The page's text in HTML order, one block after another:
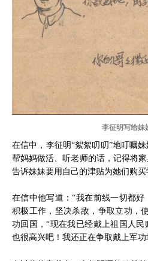
李征明写给妹
在信中，李征明“絮絮叨叨”地叮嘱
帮妈妈做活、听老师的话，记得将
告诉妹妹要用自己的津贴为她们购买
在信中他写道：“我在前线一切都好
积极工作，坚决杀敌，争取立功，
功回国，“现在我已经戴上祖国人
也很高兴吧！我还正在争取戴上军